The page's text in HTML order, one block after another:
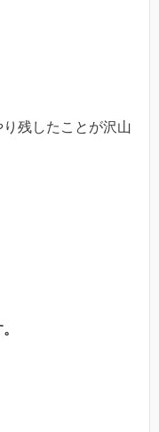
残したことが沢山